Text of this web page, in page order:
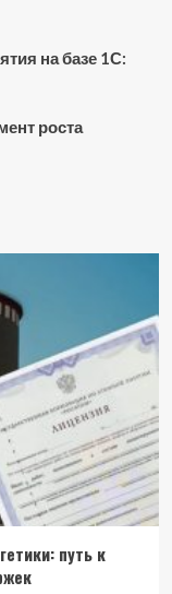
на базе 1С:
роста
путь к